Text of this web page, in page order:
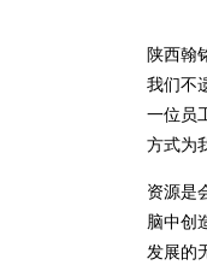
陕西翰
我们不
一位员
方式为
资源是
脑中创
发展的